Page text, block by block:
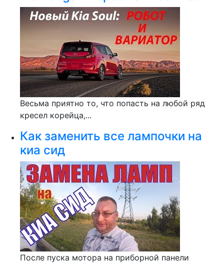
Весьма приятно то, что попасть на любой ряд
кресел корейца,...
Как заменить все лампочки на
киа сид
После пуска мотора на приборной панели